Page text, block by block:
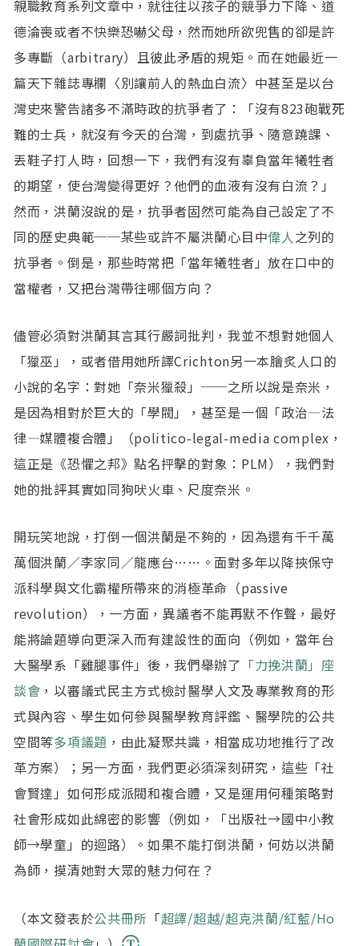
親職教育系列文章中，就往往以孩子的競爭力下降、道
德淪喪或者不快樂恐嚇父母，然而她所欲兜售的卻是許
多專斷（arbitrary）且彼此矛盾的規矩。而在她最近一
篇天下雜誌專欄〈別讓前人的熱血白流〉中甚至是以台
灣史來警告諸多不滿時政的抗爭者了：「沒有823砲戰死
難的士兵，就沒有今天的台灣，到處抗爭、隨意蹺課、
丟鞋子打人時，回想一下，我們有沒有辜負當年犧牲者
的期望，使台灣變得更好？他們的血液有沒有白流？」
然而，洪蘭沒說的是，抗爭者固然可能為自己設定了不
同的歷史典範──某些或許不屬洪蘭心目中偉人之列的
抗爭者。倒是，那些時常把「當年犧牲者」放在口中的
當權者，又把台灣帶往哪個方向？
儘管必須對洪蘭其言其行嚴詞批判，我並不想對她個人
「獵巫」，或者借用她所譯Crichton另一本膾炙人口的
小說的名字：對她「奈米獵殺」──之所以說是奈米，
是因為相對於巨大的「學閥」，甚至是一個「政治—法
律—媒體複合體」（politico-legal-media complex，
這正是《恐懼之邦》點名抨擊的對象：PLM），我們對
她的批評其實如同狗吠火車、尺度奈米。
開玩笑地說，打倒一個洪蘭是不夠的，因為還有千千萬
萬個洪蘭／李家同／龍應台……。面對多年以降挾保守
派科學與文化霸權所帶來的消極革命（passive
revolution），一方面，異議者不能再默不作聲，最好
能將論題導向更深入而有建設性的面向（例如，當年台
大醫學系「雞腿事件」後，我們舉辦了 「力挽洪蘭」座
談會 ，以審議式民主方式檢討醫學人文及專業教育的形
式與內容、學生如何參與醫學教育評鑑、醫學院的公共
空間等多項議題 ，由此凝聚共識，相當成功地推行了改
革方案）；另一方面，我們更必須深刻研究，這些「社
會賢達」如何形成派閥和複合體，又是運用何種策略對
社會形成如此綿密的影響（例如，「出版社→國中小教
師→學童」的迴路）。如果不能打倒洪蘭，何妨以洪蘭
為師，摸清她對大眾的魅力何在？
（本文發表於公共冊所 「超譯/超越/超克洪蘭/紅藍/Ho